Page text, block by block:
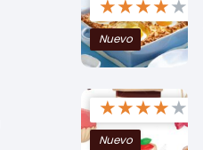
★★★★★
Nuevo
★★★★★
Nuevo